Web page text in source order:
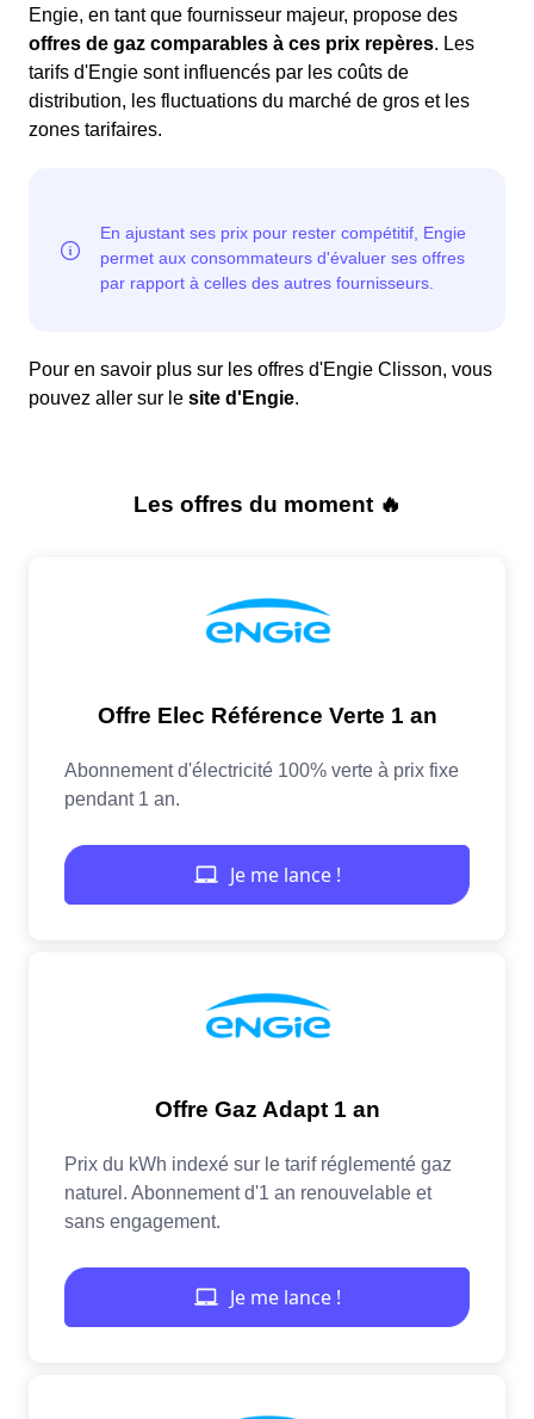
Engie, en tant que fournisseur majeur, propose des
offres de gaz comparables à ces prix repères. Les
tarifs d'Engie sont influencés par les coûts de
distribution, les fluctuations du marché de gros et les
zones tarifaires.
Pour en savoir plus sur les offres d'Engie Clisson, vous
pouvez aller sur le site d'Engie.